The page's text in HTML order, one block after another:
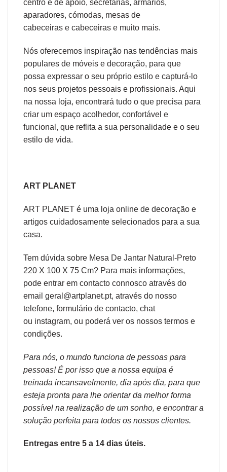
centro e de apoio, secretárias, armários,
aparadores, cómodas, mesas de
cabeceiras e cabeceiras e muito mais.
Nós oferecemos inspiração nas tendências mais
populares de móveis e decoração, para que
possa expressar o seu próprio estilo e capturá-lo
nos seus projetos pessoais e profissionais. Aqui
na nossa loja, encontrará tudo o que precisa para
criar um espaço acolhedor, confortável e
funcional, que reflita a sua personalidade e o seu
estilo de vida.
ART PLANET
ART PLANET é uma loja online de decoração e
artigos cuidadosamente selecionados para a sua
casa.
Tem dúvida sobre Mesa De Jantar Natural-Preto
220 X 100 X 75 Cm? Para mais informações,
pode entrar em contacto connosco através do
email geral@artplanet.pt, através do nosso
telefone, formulário de contacto, chat
ou instagram, ou poderá ver os nossos termos e
condições.
Para nós, o mundo funciona de pessoas para
pessoas! É por isso que a nossa equipa é
treinada incansavelmente, dia após dia, para que
esteja pronta para lhe orientar da melhor forma
possível na realização de um sonho, e encontrar a
solução perfeita para todos os nossos clientes.
Entregas entre 5 a 14 dias úteis.